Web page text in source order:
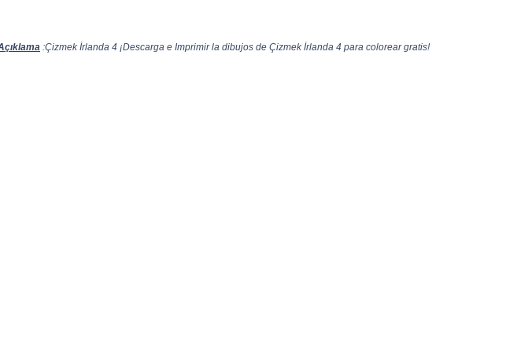
:Çizmek İrlanda 4 ¡Descarga e Imprimir la dibujos de Çizmek İrlanda 4 para colorear gratis!